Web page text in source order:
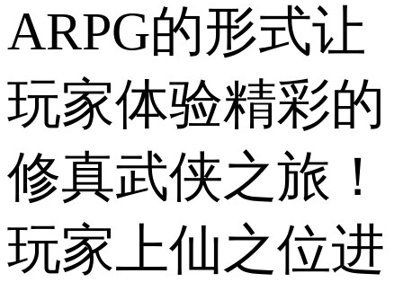
ARPG的形式让
玩家体验精彩的
修真武侠之旅！
玩家上仙之位进